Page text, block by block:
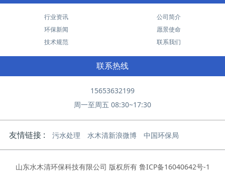
行业资讯
环保新闻
技术规范
公司简介
愿景使命
联系我们
联系热线
15653632199
周一至周五 08:30~17:30
友情链接 : 污水处理 水木清新浪微博 中国环保局
山东水木清环保科技有限公司 版权所有 鲁ICP备16040642号-1